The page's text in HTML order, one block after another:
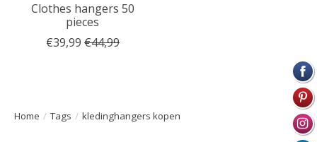
Home / Tags / kledinghangers kopen
Clothes hangers 50
pieces
€39,99 €44,99